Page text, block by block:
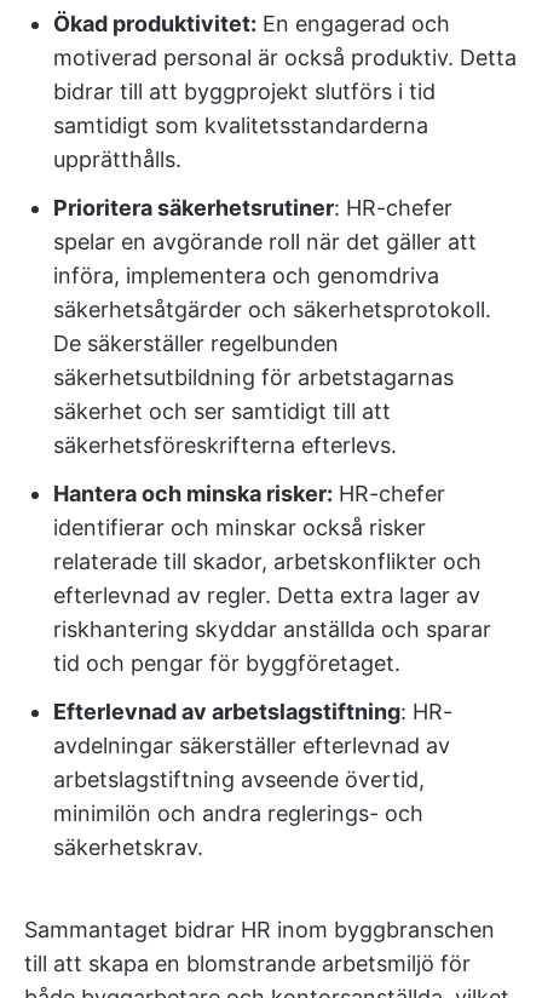
Ökad produktivitet: En engagerad och
motiverad personal är också produktiv. Detta
bidrar till att byggprojekt slutförs i tid
samtidigt som kvalitetsstandarderna
upprätthålls.
Prioritera säkerhetsrutiner: HR-chefer
spelar en avgörande roll när det gäller att
införa, implementera och genomdriva
säkerhetsåtgärder och säkerhetsprotokoll.
De säkerställer regelbunden
säkerhetsutbildning för arbetstagarnas
säkerhet och ser samtidigt till att
säkerhetsföreskrifterna efterlevs.
Hantera och minska risker: HR-chefer
identifierar och minskar också risker
relaterade till skador, arbetskonflikter och
efterlevnad av regler. Detta extra lager av
riskhantering skyddar anställda och sparar
tid och pengar för byggföretaget.
Efterlevnad av arbetslagstiftning: HR-
avdelningar säkerställer efterlevnad av
arbetslagstiftning avseende övertid,
minimilön och andra reglerings- och
säkerhetskrav.
Sammantaget bidrar HR inom byggbranschen
till att skapa en blomstrande arbetsmiljö för